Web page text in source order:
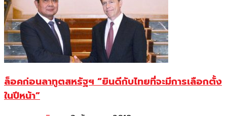
ล็อคก่อนลาทูตสหรัฐฯ “ยินดีกับไทยที่จะมีการเลือกตั้ง
ในปีหน้า”